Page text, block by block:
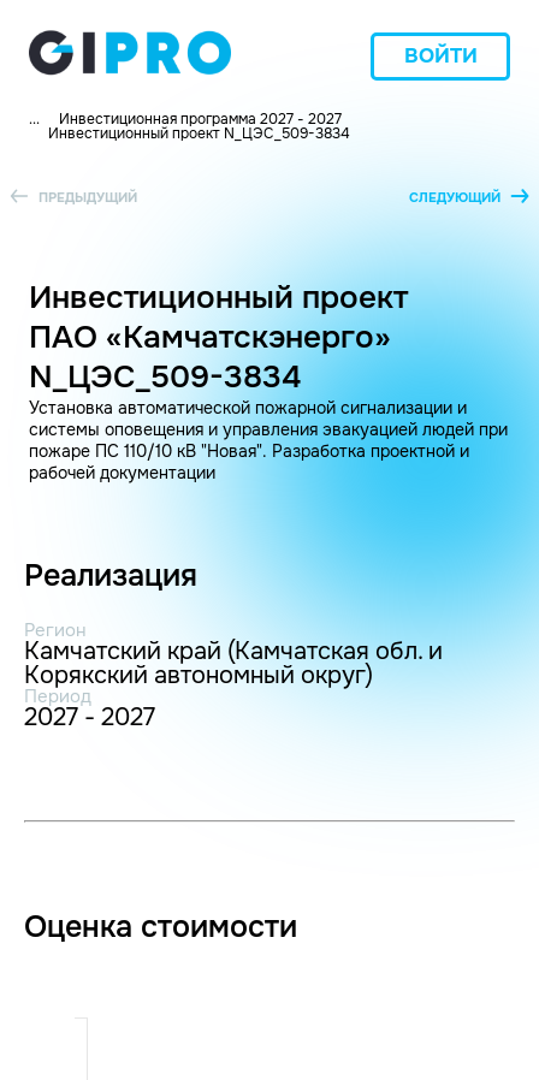
ВОЙТИ
... Инвестиционная программа 2027 - 2027
Инвестиционный проект N_ЦЭС_509-3834
ПРЕДЫДУЩИЙ СЛЕДУЮЩИЙ
Инвестиционный проект
ПАО «Камчатскэнерго»
N_ЦЭС_509-3834
Установка автоматической пожарной сигнализации и
системы оповещения и управления эвакуацией людей при
пожаре ПС 110/10 кВ "Новая". Разработка проектной и
рабочей документации
Реализация
Регион
Камчатский край (Камчатская обл. и
Корякский автономный округ)
Период
2027 - 2027
Оценка стоимости